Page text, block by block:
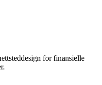
for finansielle